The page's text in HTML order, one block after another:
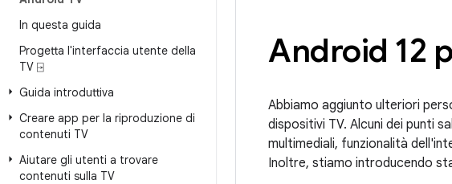
In questa guida
Progetta l'interfaccia utente della
TV ⍈
Guida introduttiva
Creare app per la riproduzione di
contenuti TV
Aiutare gli utenti a trovare
contenuti sulla TV
Android 12
Abbiamo aggiunto ulteriori
dispositivi TV. Alcuni dei punti
multimediali, funzionalità
Inoltre, stiamo introducendo